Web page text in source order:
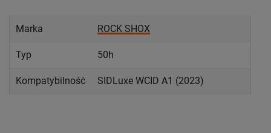
Marka ROCK SHOX
Typ 50h
Kompatybilność SIDLuxe WCID A1 (2023)